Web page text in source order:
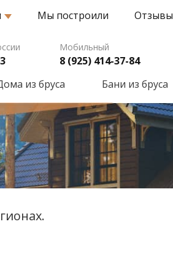
Мы построили Отзывы
Мобильный
8 (925) 414-37-84
из бруса Бани из бруса